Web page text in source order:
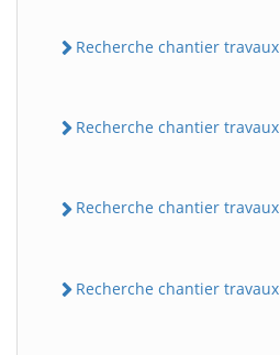
Recherche chantier travaux
Recherche chantier travaux
Recherche chantier travaux
Recherche chantier travaux